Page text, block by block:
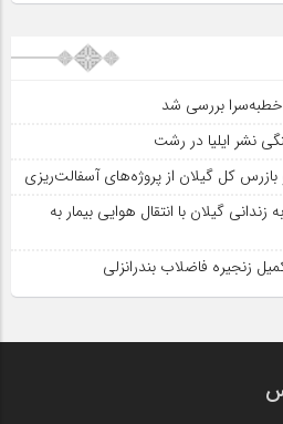
بررسی شد
نشر ایلیا در رشت
کل گیلان از پروژه‌های آسفالت‌ریزی
گیلان با انتقال هوایی بیمار به
زنجیره فاضلاب بندرانزلی